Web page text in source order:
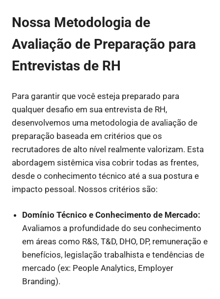
Nossa Metodologia de
Avaliação de Preparação para
Entrevistas de RH
Para garantir que você esteja preparado para
qualquer desafio em sua entrevista de RH,
desenvolvemos uma metodologia de avaliação de
preparação baseada em critérios que os
recrutadores de alto nível realmente valorizam. Esta
abordagem sistêmica visa cobrir todas as frentes,
desde o conhecimento técnico até a sua postura e
impacto pessoal. Nossos critérios são:
Domínio Técnico e Conhecimento de Mercado:
Avaliamos a profundidade do seu conhecimento
em áreas como R&S, T&D, DHO, DP, remuneração e
benefícios, legislação trabalhista e tendências de
mercado (ex: People Analytics, Employer
Branding).